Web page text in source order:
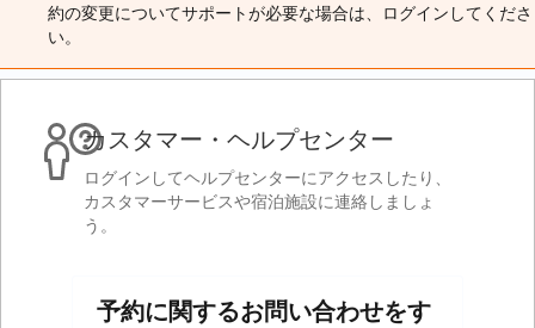
約の変更についてサポートが必要な場合は、ログインしてくださ
い。
カスタマー・ヘルプセンター
ログインしてヘルプセンターにアクセスしたり、
カスタマーサービスや宿泊施設に連絡しましょ
う。
予約に関するお問い合わせをす